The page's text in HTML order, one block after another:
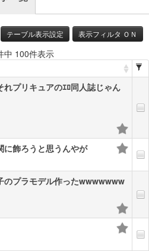
テーブル表示設定 表示フィルタ ＯＮ
100件表示
プリキュアのｴﾛ同人誌じゃん
に飾ろうと思うんやが
のプラモデル作ったwwwwwww